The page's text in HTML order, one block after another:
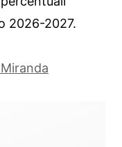
2026-2027.